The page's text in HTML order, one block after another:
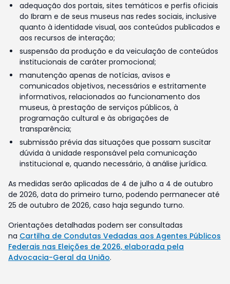
adequação dos portais, sites temáticos e perfis oficiais
do Ibram e de seus museus nas redes sociais, inclusive
quanto à identidade visual, aos conteúdos publicados e
aos recursos de interação;
suspensão da produção e da veiculação de conteúdos
institucionais de caráter promocional;
manutenção apenas de notícias, avisos e
comunicados objetivos, necessários e estritamente
informativos, relacionados ao funcionamento dos
museus, à prestação de serviços públicos, à
programação cultural e às obrigações de
transparência;
submissão prévia das situações que possam suscitar
dúvida à unidade responsável pela comunicação
institucional e, quando necessário, à análise jurídica.
As medidas serão aplicadas de 4 de julho a 4 de outubro
de 2026, data do primeiro turno, podendo permanecer até
25 de outubro de 2026, caso haja segundo turno.
Orientações detalhadas podem ser consultadas
na Cartilha de Condutas Vedadas aos Agentes Públicos
Federais nas Eleições de 2026, elaborada pela
Advocacia-Geral da União.